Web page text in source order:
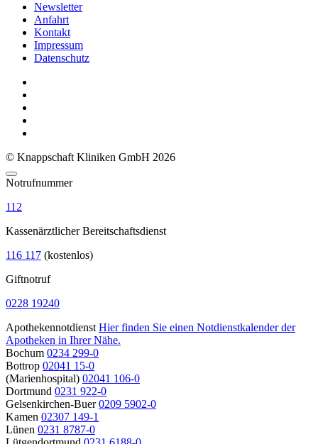
Newsletter
Anfahrt
Kontakt
Impressum
Datenschutz
© Knappschaft Kliniken GmbH 2026
Notrufnummer
112
Kassenärztlicher Bereitschaftsdienst
116 117 (kostenlos)
Giftnotruf
0228 19240
Apothekennotdienst Hier finden Sie einen Notdienstkalender der
Apotheken in Ihrer Nähe.
Bochum 0234 299-0
Bottrop 02041 15-0
(Marienhospital) 02041 106-0
Dortmund 0231 922-0
Gelsenkirchen-Buer 0209 5902-0
Kamen 02307 149-1
Lünen 0231 8787-0